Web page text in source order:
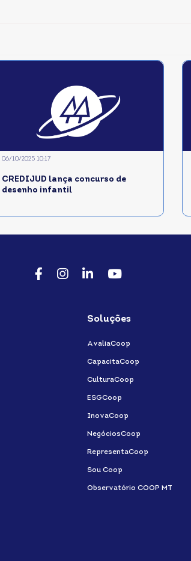
CREDIJUD lança concurso de
desenho infantil
06/10/2025 10:17
FacebookInstagram
LinkedInYoutube
Soluções
AvaliaCoop
CapacitaCoop
CulturaCoop
ESGCoop
InovaCoop
NegóciosCoop
RepresentaCoop
Sou Coop
Observatório COOP MT